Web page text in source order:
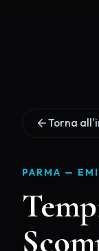
Torna
PARMA —